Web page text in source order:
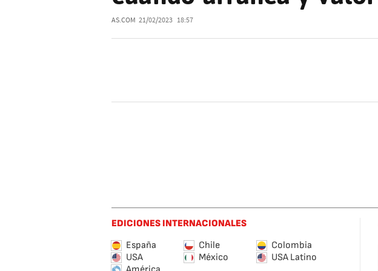
AS.COM 21/02/2023 18:57
EDICIONES INTERNACIONALES
España
Chile
Colombia
USA
México
USA Latino